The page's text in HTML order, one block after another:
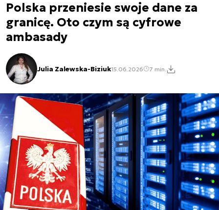
Polska przeniesie swoje dane za
granicę. Oto czym są cyfrowe
ambasady
Julia Zalewska-Biziuk15.06.2026 7 min.